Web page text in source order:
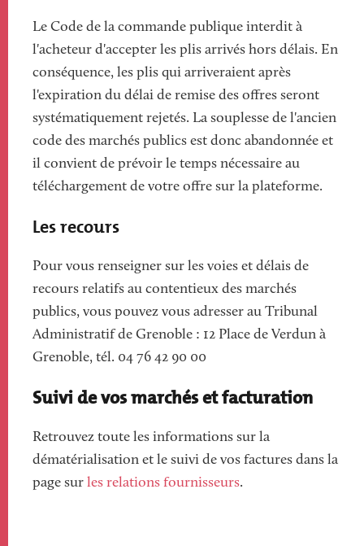
Le Code de la commande publique interdit à
l'acheteur d'accepter les plis arrivés hors délais. En
conséquence, les plis qui arriveraient après
l'expiration du délai de remise des offres seront
systématiquement rejetés. La souplesse de l'ancien
code des marchés publics est donc abandonnée et
il convient de prévoir le temps nécessaire au
téléchargement de votre offre sur la plateforme.
Les recours
Pour vous renseigner sur les voies et délais de
recours relatifs au contentieux des marchés
publics, vous pouvez vous adresser au Tribunal
Administratif de Grenoble : 12 Place de Verdun à
Grenoble, tél. 04 76 42 90 00
Suivi de vos marchés et facturation
Retrouvez toute les informations sur la
dématérialisation et le suivi de vos factures dans la
page sur les relations fournisseurs.